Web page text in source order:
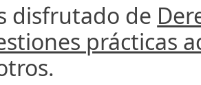
disfrutado de
prácticas